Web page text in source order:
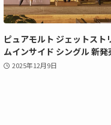
ピュアモルト ジェットスト
ムインサイド シングル 新発
2025年12月9日